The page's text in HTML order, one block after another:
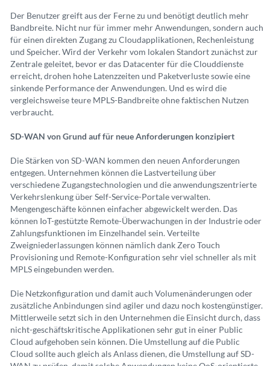
Der Benutzer greift aus der Ferne zu und benötigt deutlich mehr
Bandbreite. Nicht nur für immer mehr Anwendungen, sondern auch
für einen direkten Zugang zu Cloudapplikationen, Rechenleistung
und Speicher. Wird der Verkehr vom lokalen Standort zunächst zur
Zentrale geleitet, bevor er das Datacenter für die Clouddienste
erreicht, drohen hohe Latenzzeiten und Paketverluste sowie eine
sinkende Performance der Anwendungen. Und es wird die
vergleichsweise teure MPLS-Bandbreite ohne faktischen Nutzen
verbraucht.
SD-WAN von Grund auf für neue Anforderungen konzipiert
Die Stärken von SD-WAN kommen den neuen Anforderungen
entgegen. Unternehmen können die Lastverteilung über
verschiedene Zugangstechnologien und die anwendungszentrierte
Verkehrslenkung über Self-Service-Portale verwalten.
Mengengeschäfte können einfacher abgewickelt werden. Das
können IoT-gestützte Remote-Überwachungen in der Industrie oder
Zahlungsfunktionen im Einzelhandel sein. Verteilte
Zweigniederlassungen können nämlich dank Zero Touch
Provisioning und Remote-Konfiguration sehr viel schneller als mit
MPLS eingebunden werden.
Die Netzkonfiguration und damit auch Volumenänderungen oder
zusätzliche Anbindungen sind agiler und dazu noch kostengünstiger.
Mittlerweile setzt sich in den Unternehmen die Einsicht durch, dass
nicht-geschäftskritische Applikationen sehr gut in einer Public
Cloud aufgehoben sein können. Die Umstellung auf die Public
Cloud sollte auch gleich als Anlass dienen, die Umstellung auf SD-